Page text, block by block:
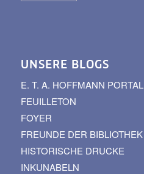
UNSERE BLOGS
E. T. A. HOFFMANN PORTAL
FEUILLETON
FOYER
FREUNDE DER BIBLIOTHEK
HISTORISCHE DRUCKE
INKUNABELN